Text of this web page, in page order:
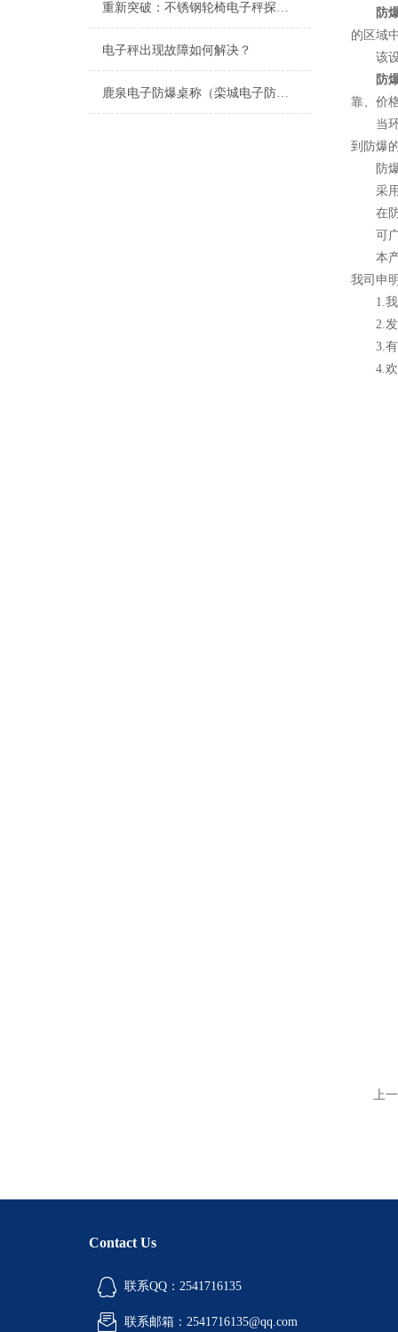
重新突破：不锈钢轮椅电子秤探秘！
电子秤出现故障如何解决？
鹿泉电子防爆桌称（栾城电子防爆台称）平山滚筒称）灵寿电子隔爆台称维修
防
的区域
该设
防
靠、价
当环
到防爆
防爆
采用
在防
可广
本产
我司申
1.我
2.发
3.有保
4.欢
上
Contact Us
联系QQ：2541716135
联系邮箱：2541716135@qq.com